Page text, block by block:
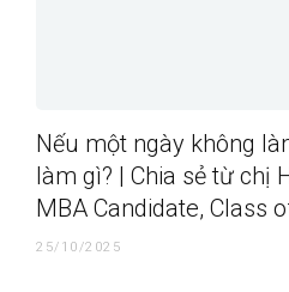
Nếu một ngày không
làm gì? | Chia sẻ từ chị
MBA Candidate, Class
25/10/2025